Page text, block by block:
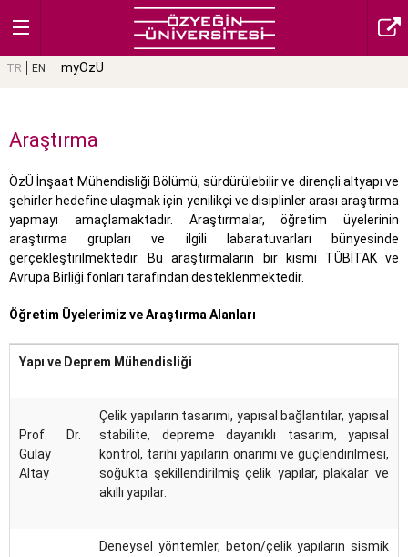
TR EN myOzU
Araştırma
ÖzÜ İnşaat Mühendisliği Bölümü, sürdürülebilir ve dirençli altyapı ve
şehirler hedefine ulaşmak için yenilikçi ve disiplinler arası araştırma
yapmayı amaçlamaktadır. Araştırmalar, öğretim üyelerinin
araştırma grupları ve ilgili labaratuvarları bünyesinde
gerçekleştirilmektedir. Bu araştırmaların bir kısmı TÜBİTAK ve
Avrupa Birliği fonları tarafından desteklenmektedir.
Öğretim Üyelerimiz ve Araştırma Alanları
Yapı ve Deprem Mühendisliği
Prof. Dr.
Gülay
Altay
Çelik yapıların tasarımı, yapısal bağlantılar, yapısal
stabilite, depreme dayanıklı tasarım, yapısal
kontrol, tarihi yapıların onarımı ve güçlendirilmesi,
soğukta şekillendirilmiş çelik yapılar, plakalar ve
akıllı yapılar.
Deneysel yöntemler, beton/çelik yapıların sismik